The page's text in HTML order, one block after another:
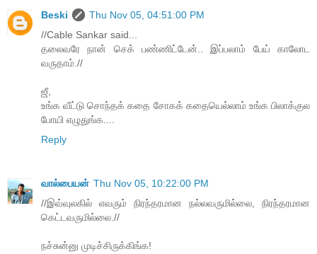
Beski
Thu Nov 05, 04:51:00 PM
//Cable Sankar said...
தலைவரே நான் செக் பண்ணிட்டேன்.. இப்பலாம் பேய் காலோட
வருதாம்.//
ஜீ,
உங்க வீட்டு சொந்தக் கதை சோகக் கதையெல்லாம் உங்க பிலாக்குல
போயி எழுதுங்க....
Reply
வால்பையன் Thu Nov 05, 10:22:00 PM
//இவ்வுலகில் எவரும் நிரந்தரமான நல்லவருமில்லை, நிரந்தரமான
கெட்டவருமில்லை.//
நச்சுன்னு முடிச்சிருக்கிங்க!